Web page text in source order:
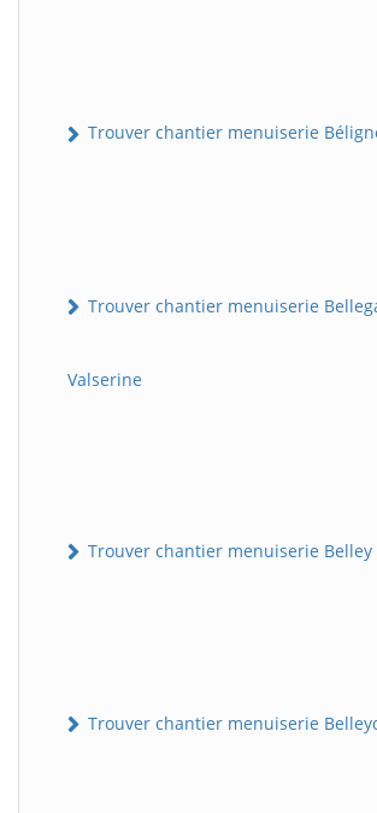
Trouver chantier menuiserie
Trouver chantier menuiserie
Valserine
Trouver chantier menuiserie Belley
Trouver chantier menuiserie